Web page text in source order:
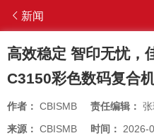
新闻
高效稳定 智印无忧，
C3150彩色数码复合
作者： CBISMB 责任编辑：
来源： CBISMB 时间： 2026-